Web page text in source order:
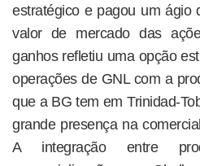
estratégico e pagou um ágio
valor de mercado das
ganhos refletiu uma opção
operações de GNL com a
que a BG tem em Trinidad-
grande presença na
A integração entre